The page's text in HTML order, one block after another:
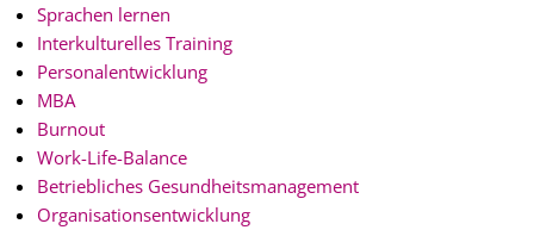
Sprachen lernen
Interkulturelles Training
Personalentwicklung
MBA
Burnout
Work-Life-Balance
Betriebliches Gesundheitsmanagement
Organisationsentwicklung